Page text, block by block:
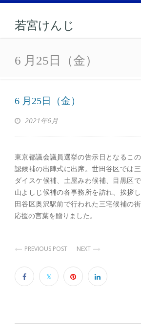
若宮けんじ
6 月25日（金）
6 月25日（金）
6 月25日（金）
2021年6月
東京都議会議員選挙の告示日となるこ
認候補の出陣式に出席。世田谷区では
ダイスケ候補、土屋みわ候補、目黒区
山よしじ候補の各事務所を訪れ、挨拶
田谷区奥沢駅前で行われた三宅候補の街
応援の言葉を贈りました。
PREVIOUS POST NEXT